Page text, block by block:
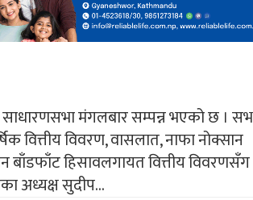
मंगलबार सम्पन्न भएको छ ।
वित्तीय विवरण, वासलात, नाफा नोक्सान
बाँडफाँट हिसावलगायत वित्तीय विवरणसँग
अध्यक्ष सुदीप...